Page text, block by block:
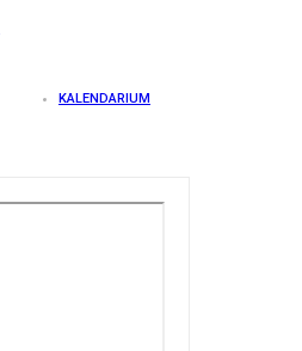
KALENDARIUM